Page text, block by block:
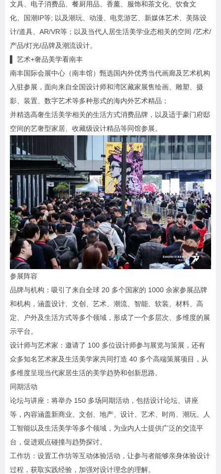
文具、电子消费品、餐厨用品、香薰、服饰和茶文化、饮食文
化、国潮IP等; 以及潮玩、动漫、电竞游艺、新媒体艺术、美陈设
计/道具、AR/VR等；以及当代人居生活美学业态相关的空间 /艺术/
产品/灯光/品牌及潮流设计。
▌ 艺术+奢品美学看南丰
南丰国际会展中心（南丰馆）甄选国内外优秀当代画廊及艺术机构
入驻参展，面向来自全国设计师和湾区藏家展售绘画、雕塑、摄
影、装置、数字艺术等多种形式的海内外艺术精品；
并精选高奢生活美学相关的生活方式消费品牌，以及适于豪门府邸
空间的艺奢型家居、收藏级设计精品等同馆参展。
参展阵容
品牌与机构：吸引了来自全球 20 多个国家的 1000 余家参展品牌
和机构，涵盖设计、文创、艺术、潮流、智能、软装、材料、高
定、户外及生活方式等多个领域，形成了一个多层次、多维度的展
示平台。
设计师与艺术家：邀请了 100 多位设计师参与展览与策展，还有
众多知名艺术家及生活美学家共同打造 40 多个高端策展项目，从
多维度呈现当代家居生活的美学趋势和创新思路。
同期活动
论坛与讲座：将举办 150 多场同期活动，包括设计论坛、讲座
等，内容涵盖新商业、文创、地产、设计、艺术、时尚、潮玩、人
工智能以及生活美学等多个领域，为业内人士提供广泛的交流平
台，促进观点碰撞与趋势探讨。
工作坊：设置工作坊等互动体验活动，让参与者能够亲身体验设计
过程，获取实践经验，加强对设计理念的理解。